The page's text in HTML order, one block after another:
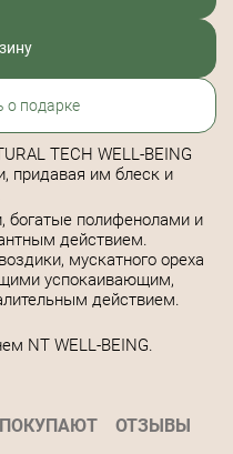
о подарке
TECH WELL-BEING
придавая им блеск и
богатые полифенолами и
действием.
мускатного ореха
успокаивающим,
действием.
NT WELL-BEING.
ОТЗЫВЫ